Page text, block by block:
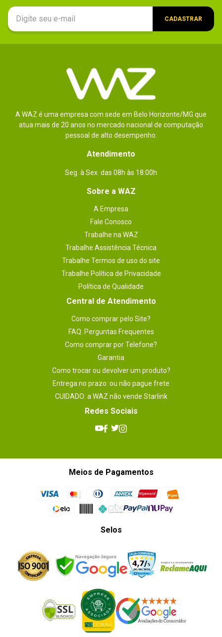
CADASTRAR
A WAZ é uma empresa com sede em Belo Horizonte/MG que
atua mais de 20 anos no mercado nacional de computação
pessoal de alto desempenho.
Atendimento
Seg. à Sex. das 08h às 18:00h
Sobre a WAZ
A Empresa
Fale Conosco
Trabalhe na WAZ
Trabalhe Assistência Técnica
Trabalhe Termos de uso do site
Trabalhe Política de Privacidade
Política de Qualidade
Central de Atendimento
Como comprar pelo Site?
FAQ: Perguntas Frequentes
Como comprar por Telefone?
Garantia
Como trocar ou devolver um produto?
Entrega no prazo: ou não pague frete
CUIDADO: a WAZ não vende Starlink
Redes Sociais
Meios de Pagamentos
Selos